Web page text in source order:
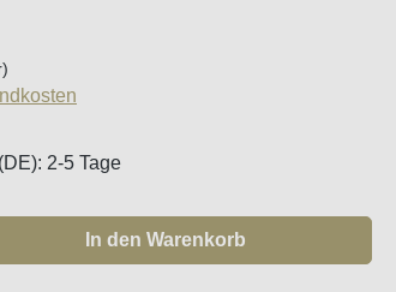
2-5 Tage
den gewünschten Wert ein
In den Warenkorb